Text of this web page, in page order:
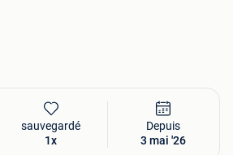
sauvegardé
1x
Depuis
3 mai '26